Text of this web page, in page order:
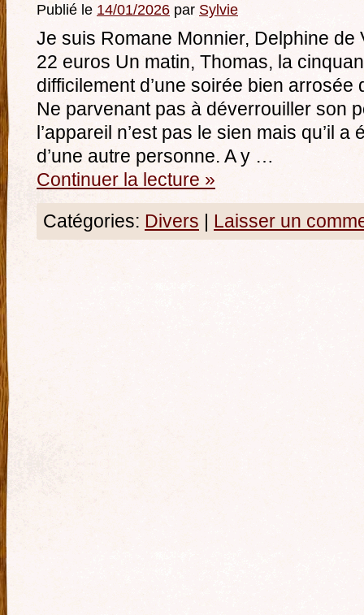
Publié le 14/01/2026 par Sylvie
Je suis Romane Monnier, Delphine de
22 euros Un matin, Thomas, la
difficilement d’une soirée bien
Ne parvenant pas à déverrouiller son
l’appareil n’est pas le sien mais qu’il
d’une autre personne. A y …
Continuer la lecture »
Catégories: Divers | Laisser un